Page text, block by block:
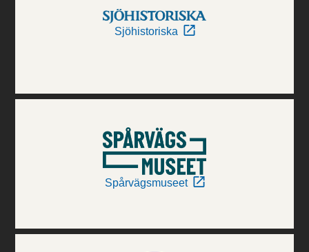
Sjöhistoriska
Spårvägsmuseet